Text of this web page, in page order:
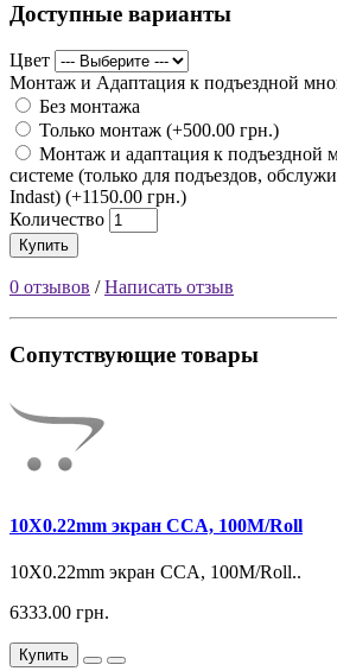
Доступные варианты
Цвет
Монтаж и Адаптация к подъездной
Без монтажа
Только монтаж (+500.00 грн.)
Монтаж и адаптация к подъездной
системе (только для подъездов,
Indast) (+1150.00 грн.)
Количество
Купить
0 отзывов /Написать отзыв
Сопутствующие товары
10X0.22mm экран CCA, 100M/Roll
10X0.22mm экран CCA, 100M/Roll..
6333.00 грн.
Купить